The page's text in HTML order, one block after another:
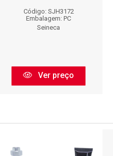
Código: SJH3172
Embalagem: PC
Seineca
Ver preço